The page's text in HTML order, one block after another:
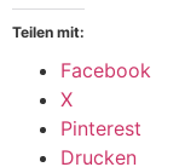
Teilen mit:
Facebook
X
Pinterest
Drucken